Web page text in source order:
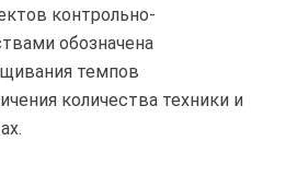
контрольно-
обозначена
темпов
количества техники и